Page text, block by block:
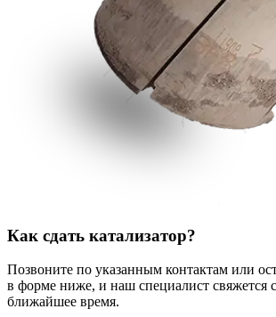
Как сдать катализатор?
Позвоните по указанным контактам или
в форме ниже, и наш специалист свяжется
ближайшее время.